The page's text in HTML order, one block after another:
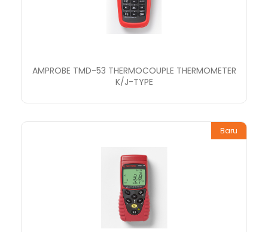
AMPROBE TMD-53 THERMOCOUPLE THERMOMETER
K/J-TYPE
Baru